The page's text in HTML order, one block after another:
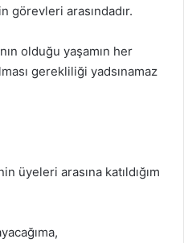
görevleri arasındadır.
olduğu yaşamın her
gerekliliği yadsınamaz
üyeleri arasına katıldığım